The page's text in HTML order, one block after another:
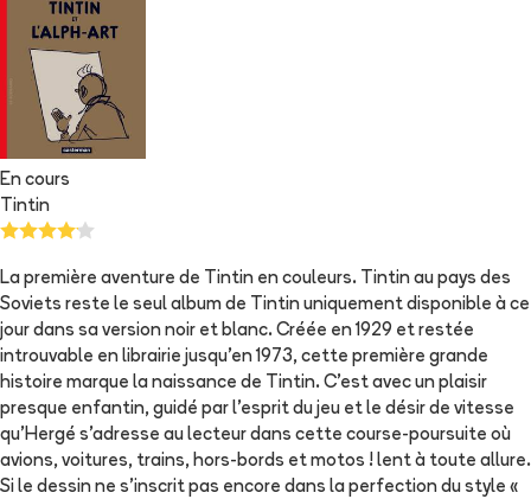
En cours
Tintin
La première aventure de Tintin en couleurs. Tintin au pays des
Soviets reste le seul album de Tintin uniquement disponible à ce
jour dans sa version noir et blanc. Créée en 1929 et restée
introuvable en librairie jusqu'en 1973, cette première grande
histoire marque la naissance de Tintin. C'est avec un plaisir
presque enfantin, guidé par l'esprit du jeu et le désir de vitesse
qu'Hergé s'adresse au lecteur dans cette course-poursuite où
avions, voitures, trains, hors-bords et motos ! lent à toute allure.
Si le dessin ne s'inscrit pas encore dans la perfection du style «